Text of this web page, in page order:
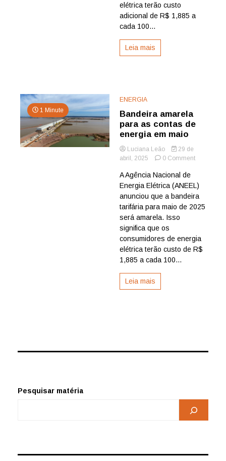
elétrica terão custo
adicional de R$ 1,885 a
cada 100...
Leia mais
1 Minute
ENERGIA
Bandeira amarela
para as contas de
energia em maio
Luciana Leão
29 de
abril, 2025
0 Commenton
para
as
contas
maio
A Agência Nacional de
Energia Elétrica (ANEEL)
anunciou que a bandeira
tarifária para maio de 2025
será amarela. Isso
significa que os
consumidores de energia
elétrica terão custo de R$
1,885 a cada 100...
Leia mais
Pesquisar matéria